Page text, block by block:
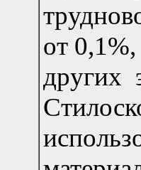
от
других